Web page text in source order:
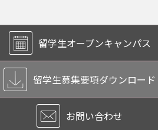
留学生オープンキャンパス
留学生募集要項ダウンロード
お問い合わせ